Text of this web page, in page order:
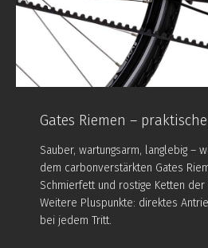
Gates Riemen –
Sauber, wartungsarm, langlebig –
dem carbonverstärkten Gates
Schmierfett und rostige Ketten der
Weitere Pluspunkte: direktes
bei jedem Tritt.